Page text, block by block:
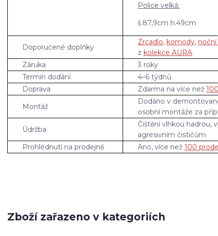
Police velká:
š.87,9cm h.49cm
Doporučené doplňky
Zrcadlo, komody,
z kolekce AURA
Záruka
3 roky
Termín dodání
4–6 týdnů
Doprava
Zdarma na více než
Montáž
Dodáno v
osobní montáže za
Údržba
Čištění vlhkou hadrou,
agresivním čističům
Prohlédnutí na prodejně
Ano, více než 100
Zboží zařazeno v kategoriích